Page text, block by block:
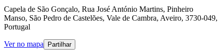
Capela de São Gonçalo, Rua José António Martins, Pinheiro
Manso, São Pedro de Castelões, Vale de Cambra, Aveiro, 3730-049,
Portugal
Ver no mapa Partilhar